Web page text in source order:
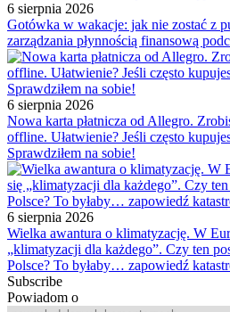
6 sierpnia 2026
Gotówka w wakacje: jak nie zostać z
zarządzania płynnością finansową
6 sierpnia 2026
Nowa karta płatnicza od Allegro.
offline. Ułatwienie? Jeśli często
Sprawdziłem na sobie!
6 sierpnia 2026
Wielka awantura o klimatyzację. W
„klimatyzacji dla każdego”. Czy ten
Polsce? To byłaby… zapowiedź
Subscribe
Powiadom o